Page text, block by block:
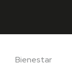
Bienestar